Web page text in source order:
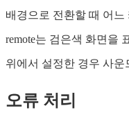
배경으로 전환할 때 어느
remote는 검은색 화면을
위에서 설정한 경우 사
오류 처리